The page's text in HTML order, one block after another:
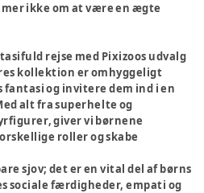
ikke om at være en ægte
rejse med Pixizoos udvalg
kollektion er omhyggeligt
og invitere dem ind i en
alt fra superhelte og
giver vi børnene
roller og skabe
sjov; det er en vital del af børns
sociale færdigheder, empati og